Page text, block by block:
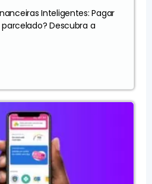
Inteligentes: Pagar
Descubra a